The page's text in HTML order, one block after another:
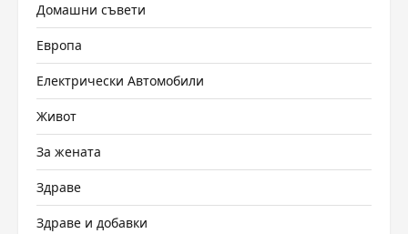
Домашни съвети
Европа
Електрически Автомобили
Живот
За жената
Здраве
Здраве и добавки